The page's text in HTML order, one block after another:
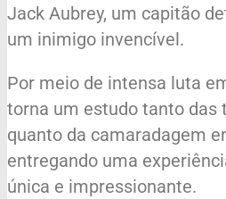
Jack Aubrey, um capitão
um inimigo invencível.
Por meio de intensa luta
torna um estudo tanto das
quanto da camaradagem
entregando uma
única e impressionante.